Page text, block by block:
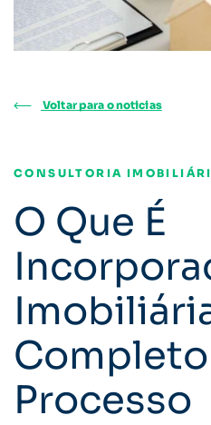
Voltar para o noticias
CONSULTORIA
O Que É
Processo